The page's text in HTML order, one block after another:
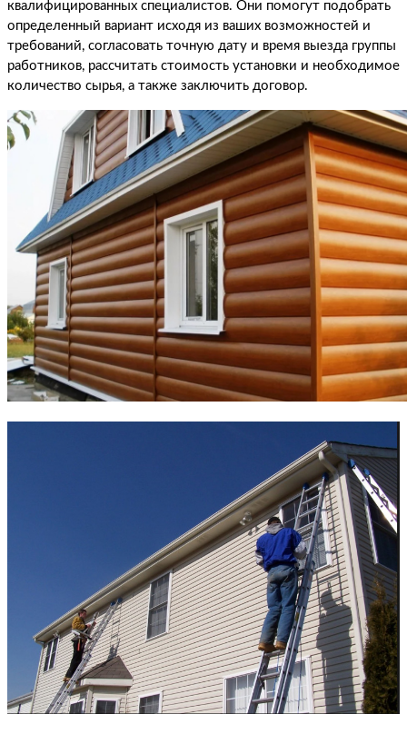
квалифицированных специалистов. Они помогут подобрать
определенный вариант исходя из ваших возможностей и
требований, согласовать точную дату и время выезда группы
работников, рассчитать стоимость установки и необходимое
количество сырья, а также заключить договор.